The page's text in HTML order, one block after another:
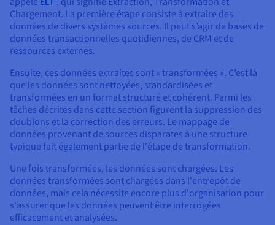
Chargement. La première étape consiste à extraire des
données de divers systèmes sources. Il peut s’agir de bases de
données transactionnelles quotidiennes, de CRM et de
ressources externes.
Ensuite, ces données extraites sont « transformées ». C’est là
que les données sont nettoyées, standardisées et
transformées en un format structuré et cohérent. Parmi les
tâches décrites dans cette section figurent la suppression des
doublons et la correction des erreurs. Le mappage de
données provenant de sources disparates à une structure
typique fait également partie de l'étape de transformation.
Une fois transformées, les données sont chargées. Les
données transformées sont chargées dans l'entrepôt de
données, mais cela nécessite encore plus d'organisation pour
s'assurer que les données peuvent être interrogées
efficacement et analysées.